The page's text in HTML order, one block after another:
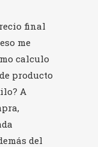
final
me
calculo
producto
A
del